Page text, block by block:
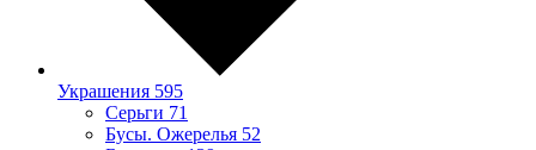
Украшения 595
Серьги 71
Бусы. Ожерелья 52